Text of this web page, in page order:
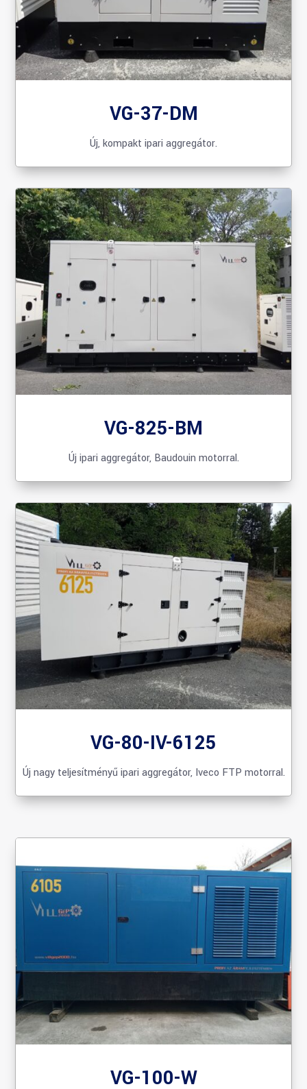
VG-37-DM
Új, kompakt ipari aggregátor.
VG-825-BM
Új ipari aggregátor, Baudouin motorral.
VG-80-IV-6125
Új nagy teljesítményű ipari aggregátor, Iveco FTP motorral.
VG-100-W